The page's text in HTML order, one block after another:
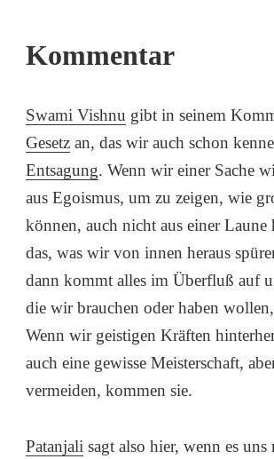
Kommentar
Swami Vishnu gibt in seinem
Gesetz an, das wir auch schon
Entsagung. Wenn wir einer Sache
aus Egoismus, um zu zeigen, wie
können, auch nicht aus einer
das, was wir von innen heraus
dann kommt alles im Überfluß auf
die wir brauchen oder haben
Wenn wir geistigen Kräften
auch eine gewisse Meisterschaft,
vermeiden, kommen sie.
Patanjali sagt also hier, wenn es